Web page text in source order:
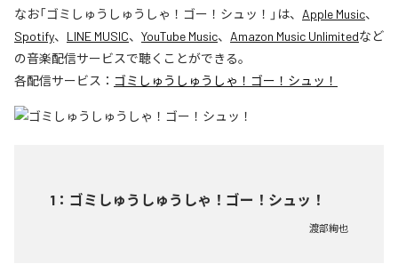
なお「ゴミしゅうしゅうしゃ！ゴー！シュッ！ 」は、 Apple Music、
Spotify、 LINE MUSIC、 YouTube Music、 Amazon Music Unlimitedなど
の音楽配信サービスで聴くことができる。
各配信サービス： ゴミしゅうしゅうしゃ！ゴー！シュッ！
1 ： ゴミしゅうしゅうしゃ！ゴー！シュッ！
渡部絢也